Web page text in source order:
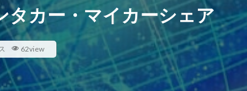
タカー・マイカーシェア
62view